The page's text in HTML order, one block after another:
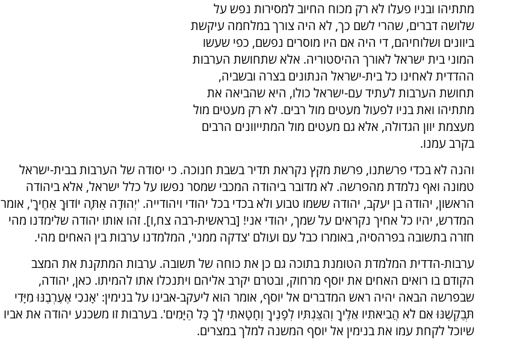
מתתיהו ובניו פעלו לא רק מכוח החיוב למסירות נפש על
שלושה דברים, שהרי לשם כך, לא היה צורך במלחמה עיקשת
ביוונים ושלוחיהם, די היה אם היו מוסרים נפשם, כפי שעשו
המוני בית ישראל לאורך ההיסטוריה. אלא שתחושת הערבות
ההדדית לאחינו כל בית-ישראל הנתונים בצרה ובשביה,
תחושת הערבות לעתיד עם-ישראל כולו, היא שהביאה את
מתתיהו ואת בניו לפעול מעטים מול רבים. לא רק מעטים מול
מעצמת יוון הגדולה, אלא גם מעטים מול המתייוונים הרבים
בקרב עמנו.
והנה לא בכדי פרשתנו, פרשת מקץ נקראת תדיר בשבת חנוכה. כי יסודה של הערבות בבית-ישראל
טמונה ואף נלמדת מהפרשה. לא מדובר ביהודה המכבי שמסר נפשו על כלל ישראל, אלא ביהודה
הראשון, יהודה בן יעקב, יהודה ששמו טבוע ולא בכדי בכל יהודי ויהודייה. 'יְהוּדָה אַתָּה יוֹדוּךָ אַחֶיךָ', אומר
המדרש, יהיו כל אחיך נקראים על שמך, יהודי אני! [בראשית-רבה צח,ו]. זהו אותו יהודה שלימדנו מהי
חזרה בתשובה בפרהסיה, באומרו כבל עם ועולם 'צדקה ממני', המלמדנו ערבות בין האחים מהי.
ערבות-הדדית המלמדת הטומנת בתוכה גם כן את כוחה של תשובה. ערבות המתקנת את המצב
הקודם בו רואים האחים את יוסף מרחוק, ובטרם יקרב אליהם ויתנכלו אתו להמיתו. כאן, יהודה,
שבפרשה הבאה יהיה ראש המדברים אל יוסף, אומר הוא ליעקב-אבינו על בנימין: 'אָנֹכִי אֶעֶרְבֶנּוּ מִיָּדִי
תְּבַקְשֶׁנּוּ אִם לֹא הֲבִיאֹתִיו אֵלֶיךָ וְהִצַּגְתִּיו לְפָנֶיךָ וְחָטָאתִי לְךָ כָּל הַיָּמִים'. בערבות זו משכנע יהודה את אביו
שיוכל לקחת עמו את בנימין אל יוסף המשנה למלך במצרים.